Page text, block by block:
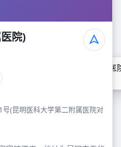
院)
(昆明医科大学第二附属医院对
701快捷酒店(昆明第二附属医